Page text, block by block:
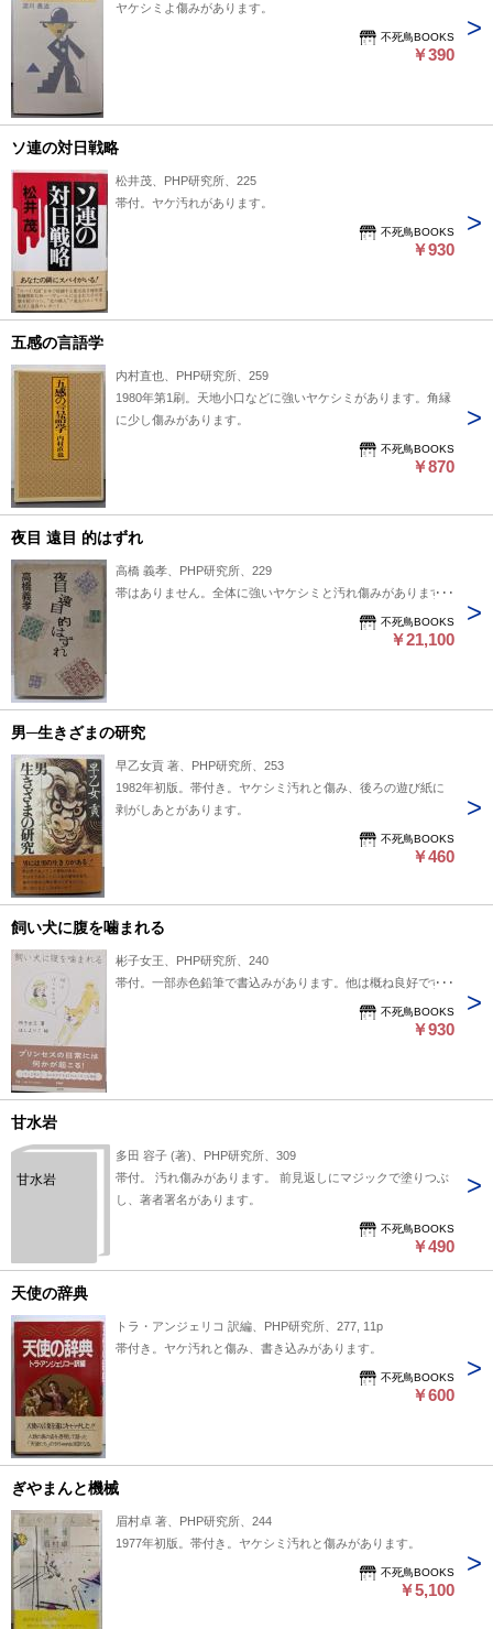
ヤケシミよ傷みがあります。
不死鳥BOOKS
￥390
ソ連の対日戦略
松井茂、PHP研究所、225
帯付。ヤケ汚れがあります。
不死鳥BOOKS
￥930
五感の言語学
内村直也、PHP研究所、259
1980年第1刷。天地小口などに強いヤケシミがあります。角縁
に少し傷みがあります。
不死鳥BOOKS
￥870
夜目 遠目 的はずれ
高橋 義孝、PHP研究所、229
帯はありません。全体に強いヤケシミと汚れ傷みがあります。
不死鳥BOOKS
￥21,100
男─生きざまの研究
早乙女貢 著、PHP研究所、253
1982年初版。帯付き。ヤケシミ汚れと傷み、後ろの遊び紙に
剥がしあとがあります。
不死鳥BOOKS
￥460
飼い犬に腹を噛まれる
彬子女王、PHP研究所、240
帯付。一部赤色鉛筆で書込みがあります。他は概ね良好です。
不死鳥BOOKS
￥930
甘水岩
甘水岩
多田 容子 (著)、PHP研究所、309
帯付。 汚れ傷みがあります。 前見返しにマジックで塗りつぶ
し、著者署名があります。
不死鳥BOOKS
￥490
天使の辞典
トラ・アンジェリコ 訳編、PHP研究所、277, 11p
帯付き。ヤケ汚れと傷み、書き込みがあります。
不死鳥BOOKS
￥600
ぎやまんと機械
眉村卓 著、PHP研究所、244
1977年初版。帯付き。ヤケシミ汚れと傷みがあります。
不死鳥BOOKS
￥5,100